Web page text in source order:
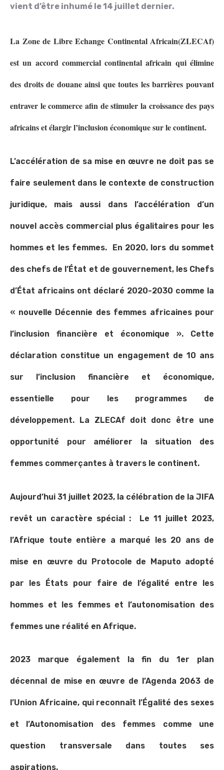
vient d’être inhumé le 14 juillet dernier.
La Zone de Libre Echange Continental Africain(ZLECAf)
est un accord commercial continental africain qui élimine
des droits de douane ainsi que toutes les barrières pouvant
entraver le commerce afin de stimuler la croissance des pays
africains et élargir l’inclusion économique sur le continent.
L’accélération de sa mise en œuvre ne doit pas se
faire seulement dans le contexte de construction
juridique, mais aussi dans l’accélération d’un
nouvel accès commercial plus égalitaires pour les
hommes et les femmes. En 2020, lors du sommet
des chefs de l’État et de gouvernement, les Chefs
d’État africains ont déclaré 2020-2030 comme la
« nouvelle Décennie des femmes africaines pour
l’inclusion financière et économique ». Cette
déclaration constitue un engagement de 10 ans
sur l’inclusion financière et économique,
essentielle pour les programmes de
développement. La ZLECAf doit donc être une
opportunité pour améliorer la situation des
femmes commerçantes à travers le continent.
Aujourd’hui 31 juillet 2023, la célébration de la JIFA
revêt un caractère spécial : Le 11 juillet 2023,
l’Afrique toute entière a marqué les 20 ans de
mise en œuvre du Protocole de Maputo adopté
par les États pour faire de l’égalité entre les
hommes et les femmes et l’autonomisation des
femmes une réalité en Afrique.
2023 marque également la fin du 1er plan
décennal de mise en œuvre de l’Agenda 2063 de
l’Union Africaine, qui reconnaît l’Égalité des sexes
et l’Autonomisation des femmes comme une
question transversale dans toutes ses
aspirations.